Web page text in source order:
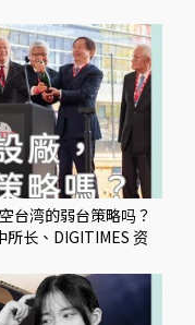
台湾的弱台策略吗？
长、DIGITIMES 资